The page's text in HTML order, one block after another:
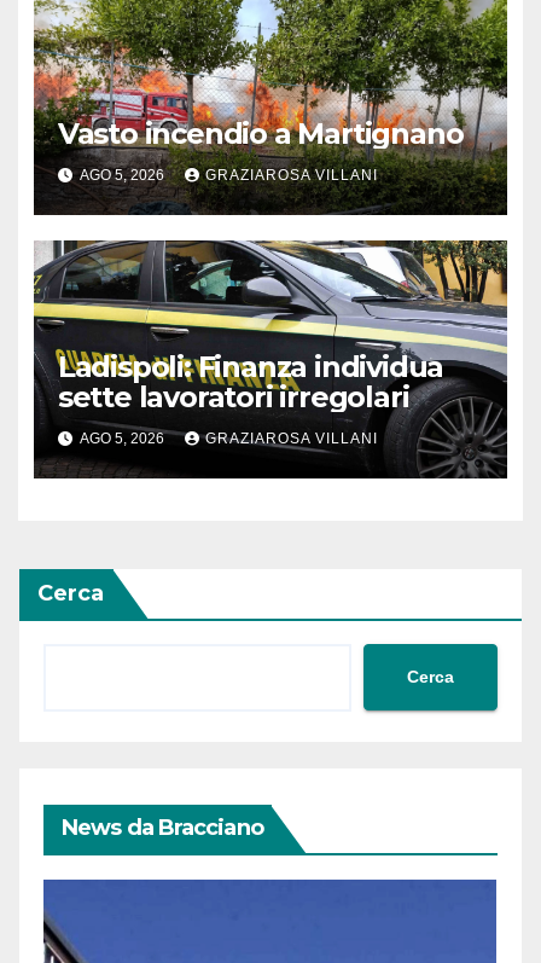
Vasto incendio a Martignano
AGO 5, 2026 GRAZIAROSA VILLANI
Ladispoli: Finanza individua
sette lavoratori irregolari
AGO 5, 2026 GRAZIAROSA VILLANI
Cerca
Cerca
News da Bracciano